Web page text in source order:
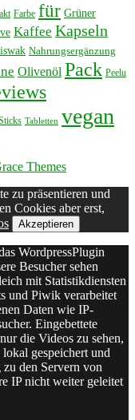
Farbe für Grüner
Kaffee Kapseln
Nahrungsergänzung
Olivenöl Pack Peelu
Tabletten vegan
Themes
zu präsentieren und
Cookies aber erst,
Akzeptieren
WordpressPlugin
Besucher sehen
mit Statistikdiensten
und Piwik verarbeitet
Daten wie IP-
Eingebettete
die Videos zu sehen,
gespeichert und
den Servern von
IP nicht weiter geleitet